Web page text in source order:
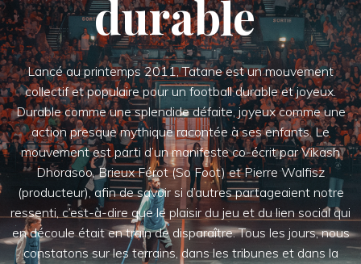
joyeux
Lancé au printemps 2011, Tatane est un mouvement
collectif et populaire pour un football durable et joyeux.
Durable comme une splendide défaite, joyeux comme une
action presque mythique racontée à ses enfants. Le
mouvement est parti d’un manifeste co-écrit par Vikash
Dhorasoo, Brieux Férot (So Foot) et Pierre Walfisz
(producteur), afin de savoir si d’autres partageaient notre
ressenti, c’est-à-dire que le plaisir du jeu et du lien social qui
en découle était en train de disparaître. Tous les jours, nous
constatons sur les terrains, dans les tribunes et dans la